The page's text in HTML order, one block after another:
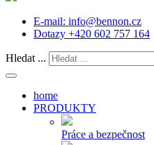
E-mail: info@bennon.cz
Dotazy +420 602 757 164
Hledat ...
home
PRODUKTY
Práce a bezpečnost